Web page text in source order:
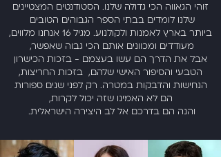
זוהי הגאווה הכי גדולה שלנו. הסטודנטים המצטיינים
שלנו לומדים בבתי הספר הגבוהים הטובים
ביותר בארץ לאמנות ולקולנוע. מגיל 16 אנחנו מלווים,
מעודדים ומכוונים אותם הכי גבוה שאפשר,
אבל את הדרך הם עשו בעצמם - בזכות הכישרון
הטבעי והסיפור האישי שלהם, בזכות החריצות,
הנחישות והדבקות במטרה. רק לפני שנים ספורות
הם לא האמינו שזה יכול לקרות,
והנה הם בדרכם אל לב היצירה הישראלית.